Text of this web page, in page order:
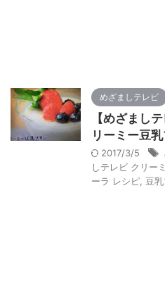
めざましテレビ
【めざまし
リーミー豆
2017/3/5
しテレビ クリー
ーラ レシピ 豆